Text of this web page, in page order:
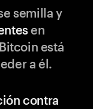
semilla y
en
está
a él.
contra